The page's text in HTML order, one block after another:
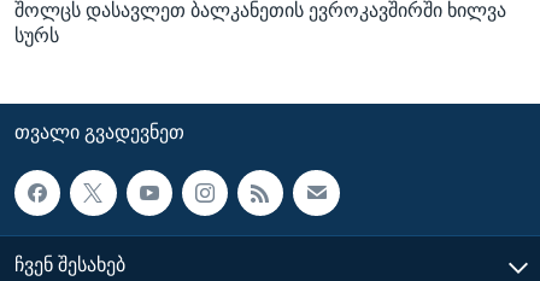
შოლცს დასავლეთ ბალკანეთის ევროკავშირში ხილვა
სურს
ᲗᲕᲐᲚᲘ ᲒᲕᲐᲓᲔᲕᲜᲔᲗ
ᲩᲕᲔᲜ ᲨᲔᲡᲐᲮᲔᲑ